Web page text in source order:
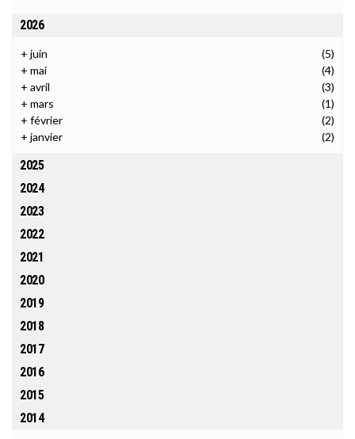
2026
+ juin
(5)
+ mai
(4)
+ avril
(3)
+ mars
(1)
+ février
(2)
+ janvier (2)
2025
2024
2023
2022
2021
2020
2019
2018
2017
2016
2015
2014